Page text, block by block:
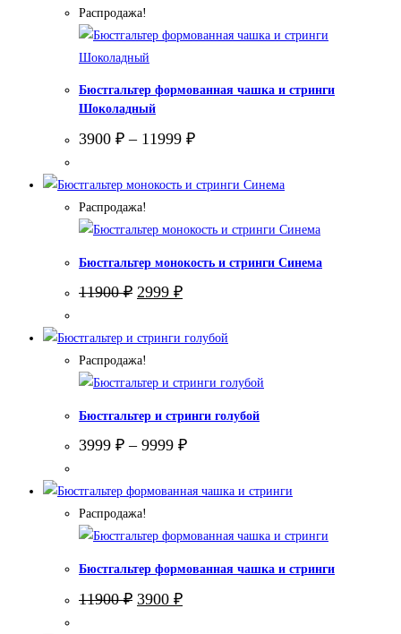
Распродажа!
Бюстгальтер формованная чашка и стринги
Шоколадный
3900 ₽ – 11999 ₽
Распродажа!
Бюстгальтер монокость и стринги Синема
11900₽ Первоначальная
11900 ₽.
2999 ₽Текущая
Распродажа!
Бюстгальтер и стринги голубой
3999 ₽ – 9999 ₽
Распродажа!
Бюстгальтер формованная чашка и стринги
11900₽ Первоначальная
цена
3900 ₽Текущая
цена: